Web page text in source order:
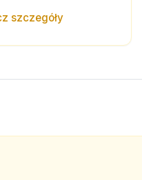
szczegóły